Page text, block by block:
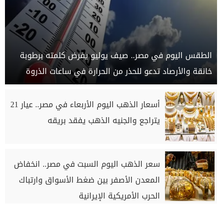
الطقس اليوم في مصر.. صيف يوليو يفرض كلمته برطوبة
خانقة والأرصاد تدعو للحذر من الحرارة في ساعات الذروة
أسعار الذهب اليوم الأربعاء في مصر.. عيار 21
يتراجع والجنيه الذهب يفقد بريقه
سعر الذهب اليوم السبت في مصر.. انخفاض
المعدن الأصفر بين ضغط الأسواق وارتباك
الحرب الأمريكية الإيرانية